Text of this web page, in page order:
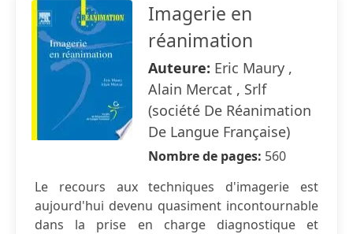
Imagerie en
réanimation
Auteure: Eric Maury ,
Alain Mercat , Srlf
(société De Réanimation
De Langue Française)
Nombre de pages: 560
Le recours aux techniques d'imagerie est
aujourd'hui devenu quasiment incontournable
dans la prise en charge diagnostique et